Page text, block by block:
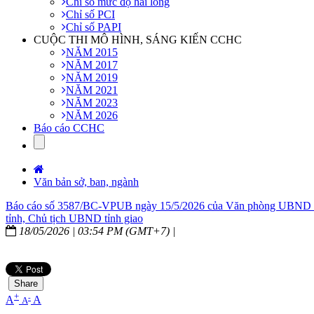
Chỉ số PCI
Chỉ số PAPI
CUỘC THI MÔ HÌNH, SÁNG KIẾN CCHC
NĂM 2015
NĂM 2017
NĂM 2019
NĂM 2021
NĂM 2023
NĂM 2026
Báo cáo CCHC
Văn bản sở, ban, ngành
Báo cáo số 3587/BC-VPUB ngày 15/5/2026 của Văn phòng
tỉnh, Chủ tịch UBND tỉnh giao
18/05/2026 | 03:54 PM (GMT+7) |
Share
A+ A- A